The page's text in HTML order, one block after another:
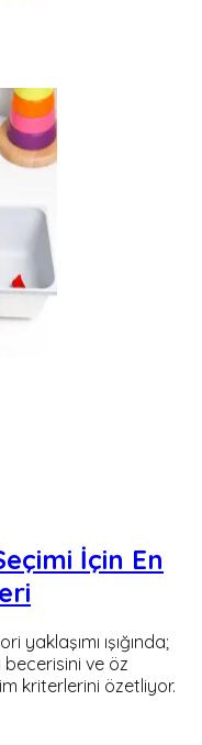
İçin En
yaklaşımı ışığında;
becerisini ve öz
kriterlerini özetliyor.